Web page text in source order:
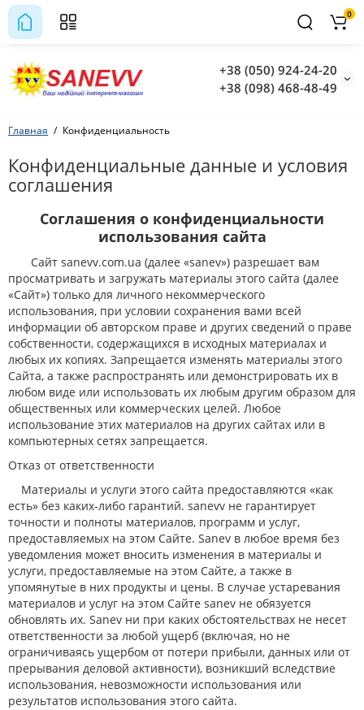
+38 (050) 924-24-20
+38 (098) 468-48-49
0
Главная Конфиденциальность
Конфиденциальные данные и условия
соглашения
Соглашения о конфиденциальности
использования сайта
Сайт sanevv.com.ua (далее «sanev») разрешает вам
просматривать и загружать материалы этого сайта (далее
«Сайт») только для личного некоммерческого
использования, при условии сохранения вами всей
информации об авторском праве и других сведений о праве
собственности, содержащихся в исходных материалах и
любых их копиях. Запрещается изменять материалы этого
Сайта, а также распространять или демонстрировать их в
любом виде или использовать их любым другим образом для
общественных или коммерческих целей. Любое
использование этих материалов на других сайтах или в
компьютерных сетях запрещается.
Oтказ от ответственности
Материалы и услуги этого сайта предоставляются «как
есть» без каких-либо гарантий. sanevv не гарантирует
точности и полноты материалов, программ и услуг,
предоставляемых на этом Сайте. Sanev в любое время без
уведомления может вносить изменения в материалы и
услуги, предоставляемые на этом Сайте, а также в
упомянутые в них продукты и цены. В случае устаревания
материалов и услуг на этом Сайте sanev не обязуется
обновлять их. Sanev ни при каких обстоятельствах не несет
ответственности за любой ущерб (включая, но не
ограничиваясь ущербом от потери прибыли, данных или от
прерывания деловой активности), возникший вследствие
использования, невозможности использования или
результатов использования этого сайта.